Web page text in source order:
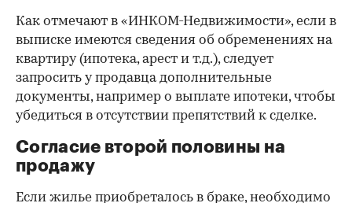
Как отмечают в «ИНКОМ-Недвижимости», если в
выписке имеются сведения об обременениях на
квартиру (ипотека, арест и т.д.), следует
запросить у продавца дополнительные
документы, например о выплате ипотеки, чтобы
убедиться в отсутствии препятствий к сделке.
Согласие второй половины на
продажу
Если жилье приобреталось в браке, необходимо